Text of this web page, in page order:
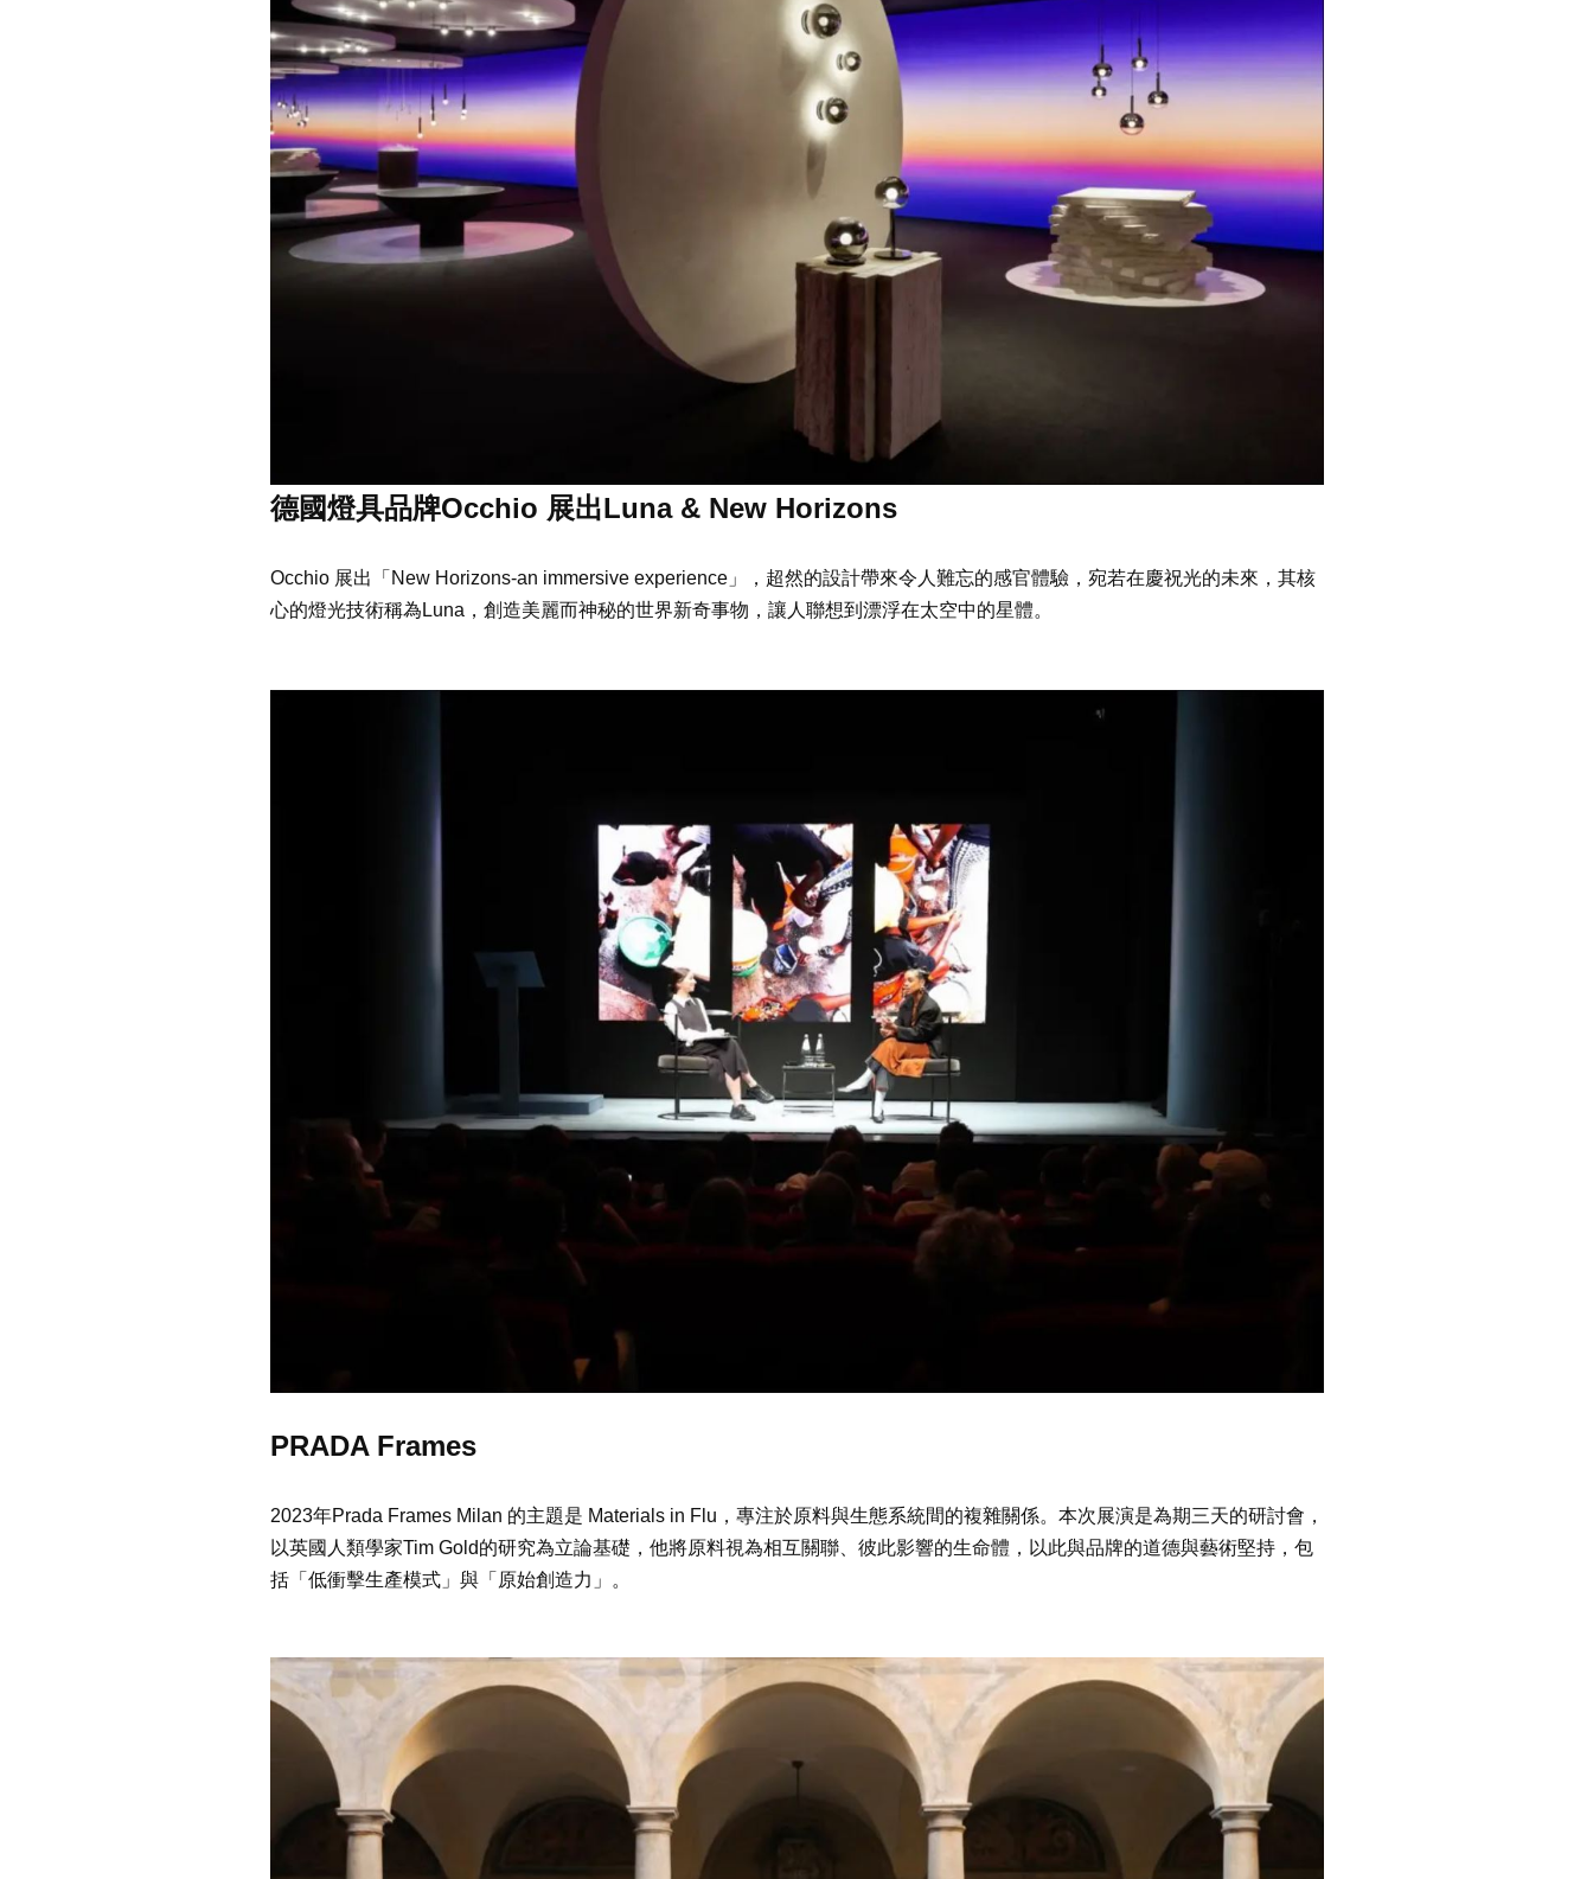
德國燈具品牌Occhio 展出Luna & New Horizons
Occhio 展出「New Horizons-an immersive experience」，超然的設計帶來令人難忘的感官體驗，宛若在慶祝光的未來，其核
心的燈光技術稱為Luna，創造美麗而神秘的世界新奇事物，讓人聯想到漂浮在太空中的星體。
PRADA Frames
2023年Prada Frames Milan 的主題是 Materials in Flu ，專注於原料與生態系統間的複雜關係。本次展演是為期三天的研討會，
以英國人類學家Tim Gold的研究為立論基礎，他將原料視為相互關聯、彼此影響的生命體，以此與品牌的道德與藝術堅持，包
括「低衝擊生產模式」與「原始創造力」。